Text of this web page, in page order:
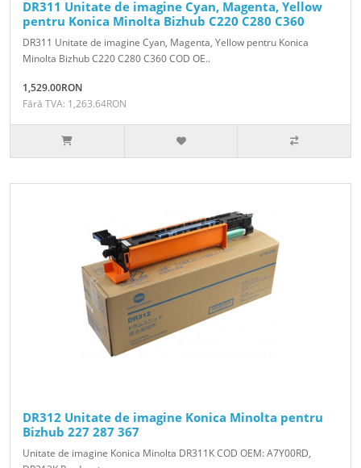
DR311 Unitate de imagine Cyan, Magenta, Yellow
pentru Konica Minolta Bizhub C220 C280 C360
DR311 Unitate de imagine Cyan, Magenta, Yellow pentru Konica
Minolta Bizhub C220 C280 C360 COD OE..
1,529.00RON
Fără TVA: 1,263.64RON
DR312 Unitate de imagine Konica Minolta pentru
Bizhub 227 287 367
Unitate de imagine Konica Minolta DR311K COD OEM: A7Y00RD,